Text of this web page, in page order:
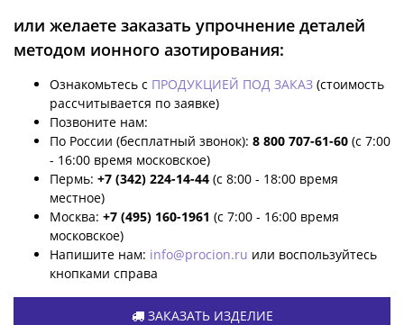
или желаете заказать упрочнение деталей
методом ионного азотирования:
Ознакомьтесь с ПРОДУКЦИЕЙ ПОД ЗАКАЗ (стоимость
рассчитывается по заявке)
Позвоните нам:
По России (бесплатный звонок): 8 800 707-61-60 (с 7:00
- 16:00 время московское)
Пермь: +7 (342) 224-14-44 (с 8:00 - 18:00 время
местное)
Москва: +7 (495) 160-1961 (с 7:00 - 16:00 время
московское)
Напишите нам: info@procion.ru или воспользуйтесь
кнопками справа
ЗАКАЗАТЬ ИЗДЕЛИЕ